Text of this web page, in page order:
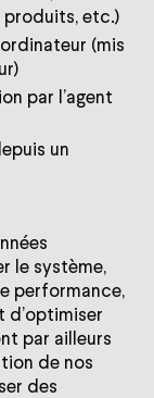
produits, etc.)
(mis
par l’agent
un
le système,
performance,
d’optimiser
par ailleurs
de nos
des